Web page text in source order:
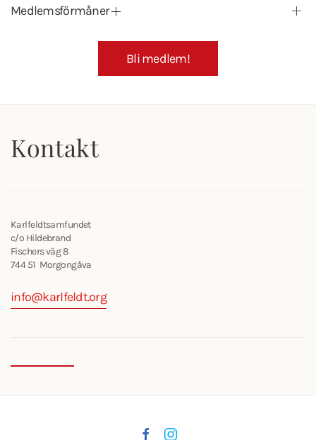
Medlemsförmåner
Bli medlem!
Kontakt
Karlfeldtsamfundet
c/o Hildebrand
Fischers väg 8
744 51 Morgongåva
info@karlfeldt.org